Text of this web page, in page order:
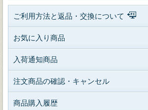
ご利用方法と返品・交換について
お気に入り商品
入荷通知商品
注文商品の確認・キャンセル
商品購入履歴